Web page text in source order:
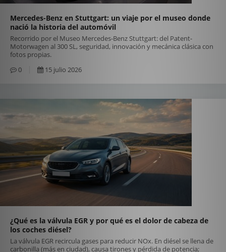
Mercedes-Benz en Stuttgart: un viaje por el museo donde
nació la historia del automóvil
Recorrido por el Museo Mercedes-Benz Stuttgart: del Patent-
Motorwagen al 300 SL, seguridad, innovación y mecánica clásica con
fotos propias.
0
15 julio 2026
¿Qué es la válvula EGR y por qué es el dolor de cabeza de
los coches diésel?
La válvula EGR recircula gases para reducir NOx. En diésel se llena de
carbonilla (más en ciudad), causa tirones y pérdida de potencia;